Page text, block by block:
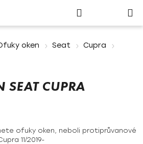
Přihlášení
košík
oken Seat
Cupra
SEAT CUPRA
ofuky oken, neboli protiprůvanové
11/2019-